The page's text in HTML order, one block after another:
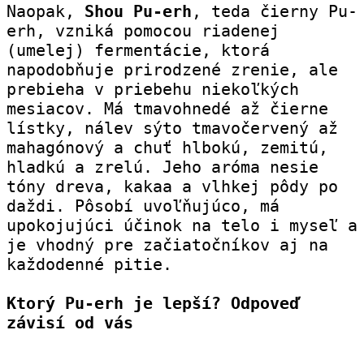
Naopak, Shou Pu-erh , teda čierny Pu-
erh, vzniká pomocou riadenej
(umelej) fermentácie, ktorá
napodobňuje prirodzené zrenie, ale
prebieha v priebehu niekoľkých
mesiacov. Má tmavohnedé až čierne
lístky, nálev sýto tmavočervený až
mahagónový a chuť hlbokú, zemitú,
hladkú a zrelú. Jeho aróma nesie
tóny dreva, kakaa a vlhkej pôdy po
daždi. Pôsobí uvoľňujúco, má
upokojujúci účinok na telo i myseľ a
je vhodný pre začiatočníkov aj na
každodenné pitie.
Ktorý Pu-erh je lepší? Odpoveď
závisí od vás